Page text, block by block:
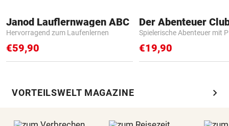
Janod Lauflernwagen ABC
Hervorragend zum Laufenlernen
€59,90
Der Abenteuer
Spielerische Abenteuer mit
€19,90
VORTEILSWELT MAGAZINE chevron_right